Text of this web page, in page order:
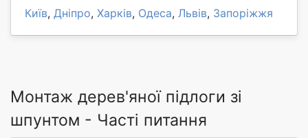
Київ, Дніпро, Харків, Одеса, Львів, Запоріжжя
Монтаж дерев'яної підлоги зі
шпунтом - Часті питання